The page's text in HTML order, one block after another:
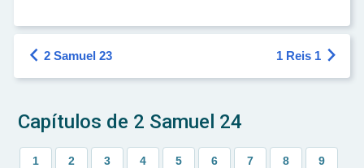
 2 Samuel 23 1 Reis 1 
Capítulos de 2 Samuel 24
1 2 3 4 5 6 7 8 9